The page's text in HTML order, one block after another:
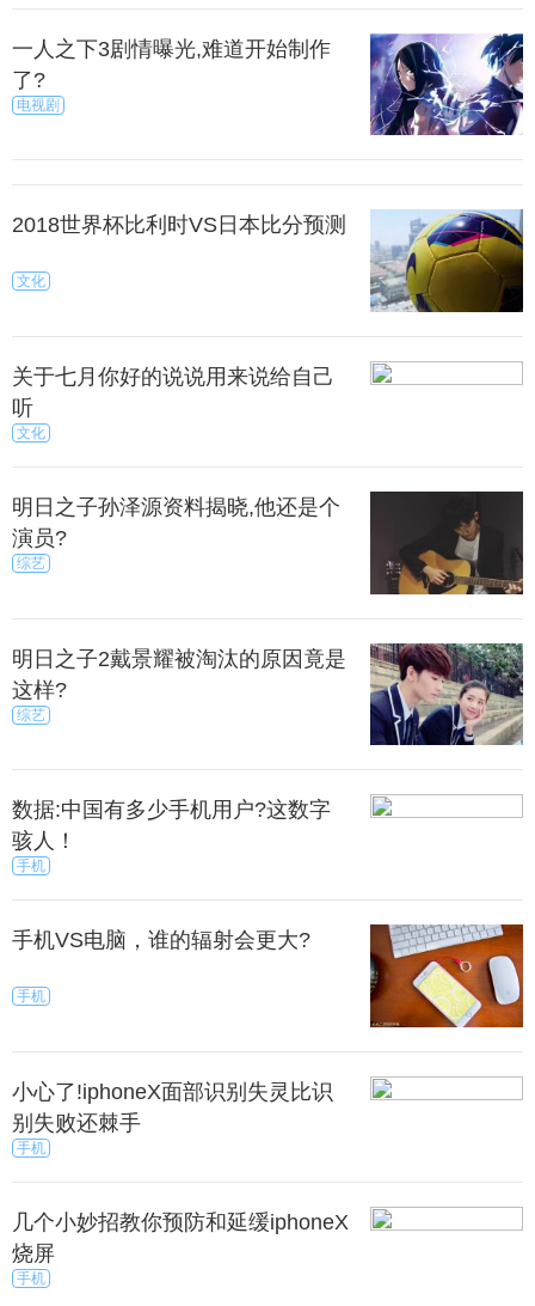
画表情和结构光技术是密不可分的，下面来看看
这项技术的原理。
一人之下3剧情曝光,难道开始制作
了?
电视剧
2018世界杯比利时VS日本比分预测
文化
关于七月你好的说说用来说给自己
听
文化
明日之子孙泽源资料揭晓,他还是个
演员?
综艺
明日之子2戴景耀被淘汰的原因竟是
这样?
综艺
数据:中国有多少手机用户?这数字
骇人！
手机
手机VS电脑，谁的辐射会更大?
手机
小心了!iphoneX面部识别失灵比识
别失败还棘手
手机
几个小妙招教你预防和延缓iphoneX
烧屏
手机